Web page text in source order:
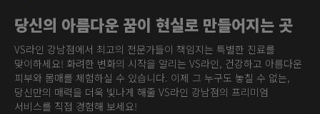
당신의 아름다운 꿈이 현실로 만들어지는 곳
VS라인 강남점에서 최고의 전문가들이 책임지는 특별한 진료를
맞이하세요! 화려한 변화의 시작을 알리는 VS라인, 건강하고 아름다운
피부와 몸매를 체험하실 수 있습니다. 이제 그 누구도 놓칠 수 없는,
당신만의 매력을 더욱 빛나게 해줄 VS라인 강남점의 프리미엄
서비스를 직접 경험해 보세요!